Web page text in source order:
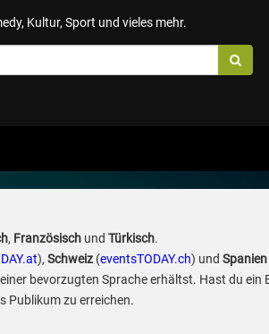
Kultur, Sport und vieles mehr.
, Französischund Türkisch.
), Schweiz(eventsTODAY.ch) und Spanien
bevorzugten Sprache erhältst. Hast du ein
Publikum zu erreichen.